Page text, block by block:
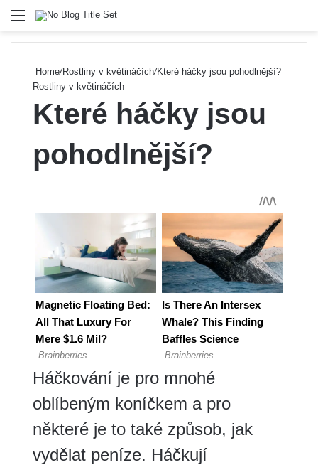
Menu
Home/Rostliny v květináčích/Které háčky jsou pohodlnější?
Rostliny v květináčích
Které háčky jsou
pohodlnější?
Háčkování je pro mnohé
oblíbeným koníčkem a pro
některé je to také způsob, jak
vydělat peníze. Háčkují